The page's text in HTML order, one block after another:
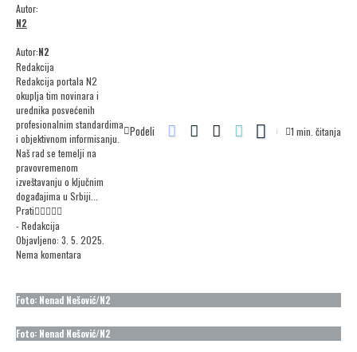
Autor:
N2
Autor:N2
Redakcija
Redakcija portala N2
okuplja tim novinara i
urednika posvećenih
profesionalnim standardima
i objektivnom informisanju.
Naš rad se temelji na
pravovremenom
izveštavanju o ključnim
događajima u Srbiji...
Prati
- Redakcija
Objavljeno: 3. 5. 2025.
Nema komentara
Podeli 1 min. čitanja
Foto: Nenad Nešović/N2
Foto: Nenad Nešović/N2